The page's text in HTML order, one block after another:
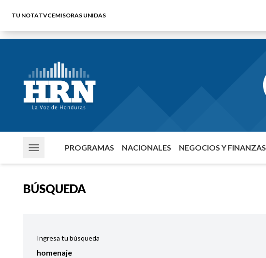
TU NOTATVCEMISORAS UNIDAS
PROGRAMAS NACIONALES NEGOCIOS Y FINANZAS
BÚSQUEDA
Ingresa tu búsqueda